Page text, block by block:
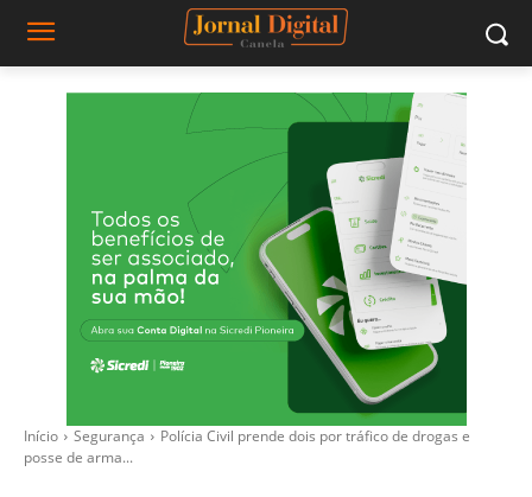
Início Segurança
Polícia Civil prende dois por tráfico de drogas e
posse de arma...